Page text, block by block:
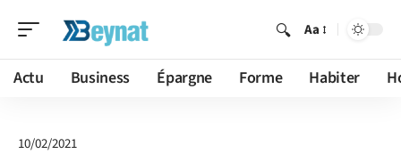
Aa
Actu Business Épargne Forme Habiter
10/02/2021